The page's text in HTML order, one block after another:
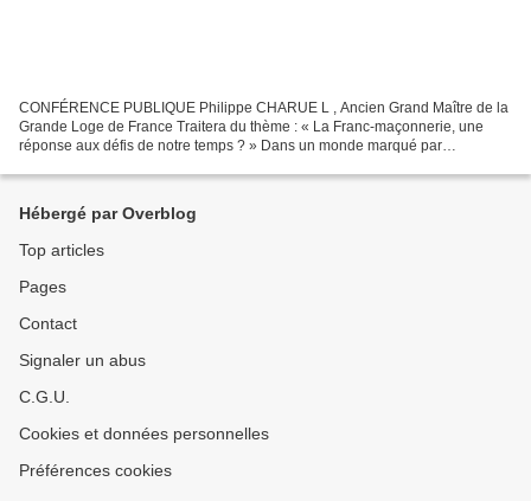
CONFÉRENCE PUBLIQUE Philippe CHARUE L , Ancien Grand Maître de la
Grande Loge de France Traitera du thème : « La Franc-maçonnerie, une
réponse aux défis de notre temps ? » Dans un monde marqué par
Hébergé par Overblog
Top articles
Pages
Contact
Signaler un abus
C.G.U.
Cookies et données personnelles
Préférences cookies